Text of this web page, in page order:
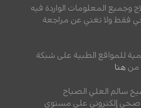
وجميع المعلومات الواردة فيه
فقط ولا تغني عن مراجعة
للمواقع الطبية على شبكة
من هنا
سالم العلي الصباح
صحي إلكتروني على مستوى